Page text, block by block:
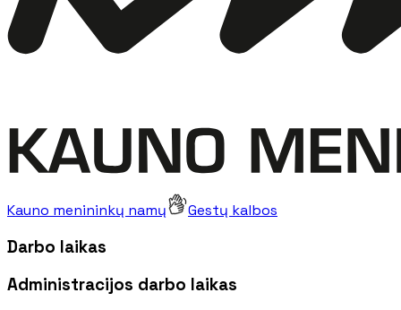
Kauno menininkų namų Gestų kalbos
Darbo laikas
Administracijos darbo laikas